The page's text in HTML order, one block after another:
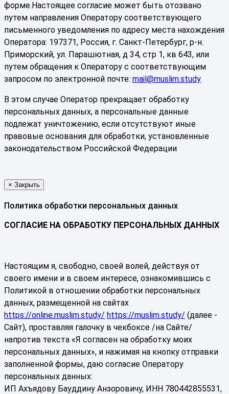
форме.Настоящее согласие может быть отозвано
путем направления Оператору соответствующего
письменного уведомления по адресу места нахождения
Оператора: 197371, Россия, г. Санкт-Петербург, р-н.
Приморский, ул. Парашютная, д 34, стр 1, кв 643, или
путем обращения к Оператору с соответствующим
запросом по электронной почте: mail@muslim.study
В этом случае Оператор прекращает обработку
персональных данных, а персональные данные
подлежат уничтожению, если отсутствуют иные
правовые основания для обработки, установленные
законодательством Российской Федерации
× Закрыть
Политика обработки персональных данных
СОГЛАСИЕ НА ОБРАБОТКУ ПЕРСОНАЛЬНЫХ ДАННЫХ
Настоящим я, свободно, своей волей, действуя от
своего имени и в своем интересе, ознакомившись с
Политикой в отношении обработки персональных
данных, размещенной на сайтах
https://online.muslim.study/ https://muslim.study/ (далее -
Сайт), проставляя галочку в чекбоксе /на Сайте/
напротив текста «Я согласен на обработку моих
персональных данных», и нажимая на кнопку отправки
заполненной формы, даю согласие Оператору
персональных данных:
ИП Ахъядову Бауддину Анзоровичу, ИНН 780442855531,